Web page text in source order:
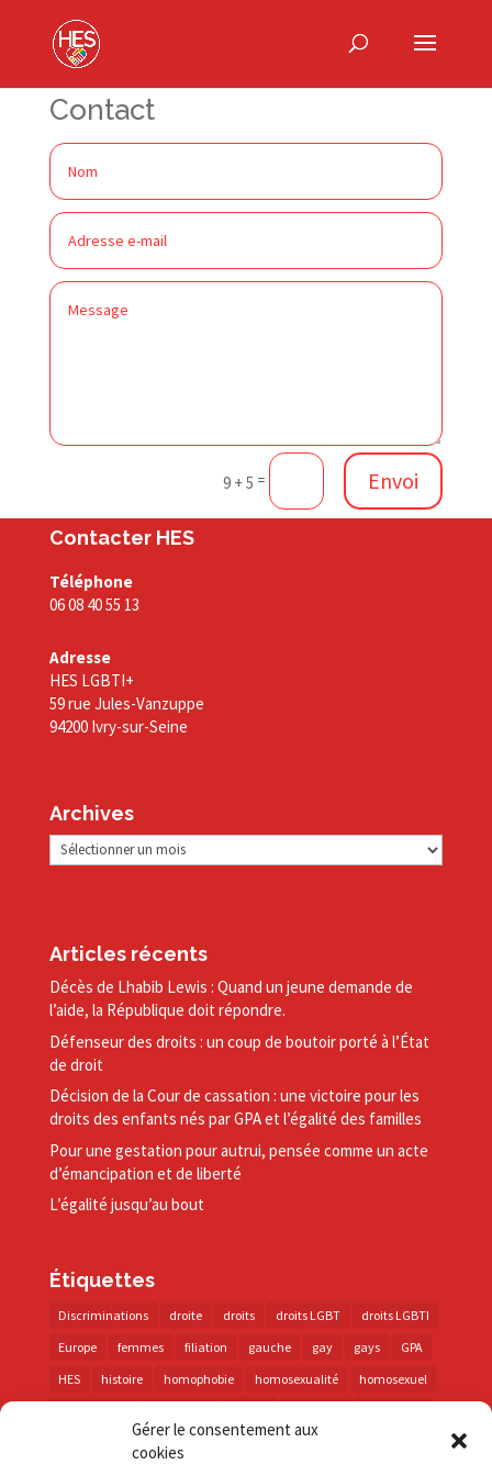
Gérer le consentement aux
cookies
Contact
9 + 5 = Envoi
Contacter HES
Téléphone
06 08 40 55 13
Adresse
HES LGBTI+
59 rue Jules-Vanzuppe
94200 Ivry-sur-Seine
Archives
Archives
Articles récents
Décès de Lhabib Lewis : Quand un jeune demande de
l’aide, la République doit répondre.
Défenseur des droits : un coup de boutoir porté à l’État
de droit
Décision de la Cour de cassation : une victoire pour les
droits des enfants nés par GPA et l’égalité des familles
Pour une gestation pour autrui, pensée comme un acte
d’émancipation et de liberté
L’égalité jusqu’au bout
Étiquettes
Discriminations droite droits droits LGBT
droits LGBTI
Europe
femmes filiation gauche gay gays
GPA
HES
histoire homophobie homosexualité
homosexuel